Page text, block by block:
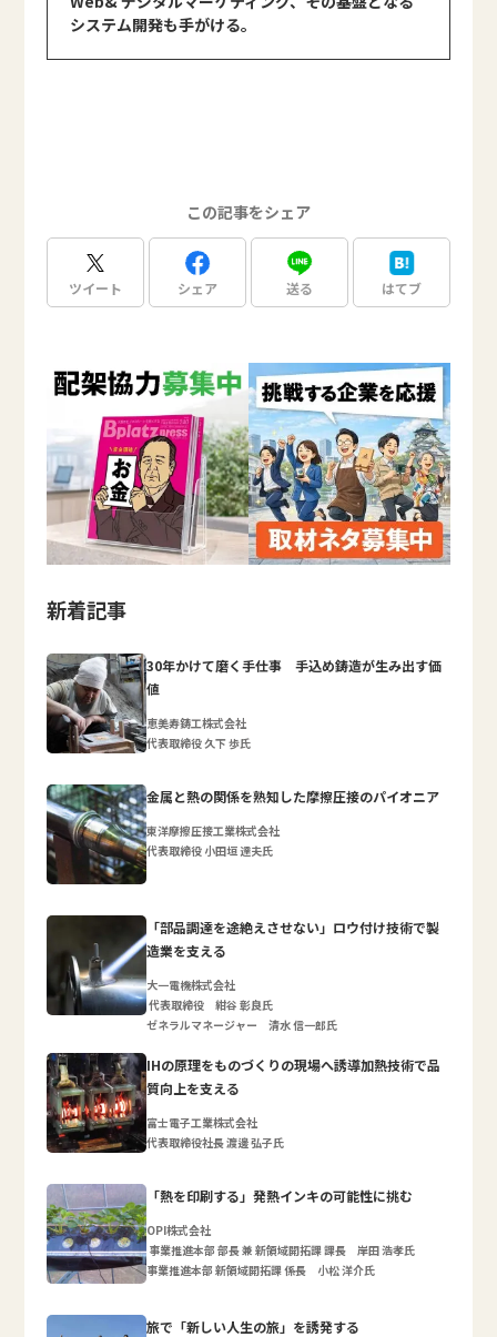
システム開発も手がける。
この記事をシェア
ツイート シェア 送る はてブ
新着記事
30年かけて磨く手仕事 手込め鋳造が生み出す価
値
恵美寿鋳工株式会社
代表取締役 久下 歩氏
金属と熱の関係を熟知した摩擦圧接のパイオニア
東洋摩擦圧接工業株式会社
代表取締役 小田垣 達夫氏
「部品調達を途絶えさせない」ロウ付け技術で製
造業を支える
大一電機株式会社
代表取締役 紺谷 彰良氏
ゼネラルマネージャー 清水 信一郎氏
IHの原理をものづくりの現場へ誘導加熱技術で品
質向上を支える
富士電子工業株式会社
代表取締役社長 渡邊 弘子氏
「熱を印刷する」発熱インキの可能性に挑む
OPI株式会社
事業推進本部 部長 兼 新領域開拓課 課長 岸田 浩孝氏
事業推進本部 新領域開拓課 係長 小松 洋介氏
旅で「新しい人生の旅」を誘発する